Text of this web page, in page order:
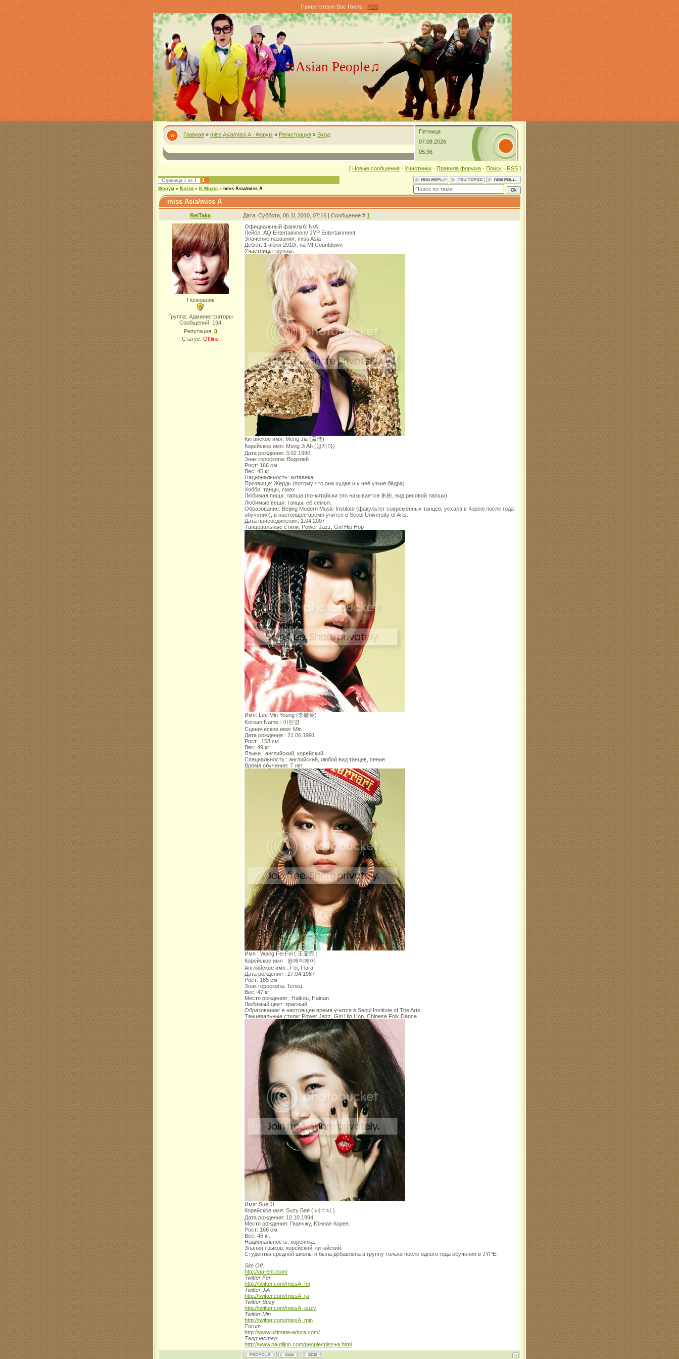
Приветствую Вас Гость | RSS
♫Asian People♫
Главная » miss Asia/miss A - Форум » Регистрация » Вход
Пятница
07.08.2026
05:36
[ Новые сообщения · Участники · Правила форума · Поиск · RSS ]
Страница 1 из 1 1
Форум » Korea » K-Muzic » miss Asia/miss A
miss Asia/miss A
ReiTaka Дата: Суббота, 06.11.2010, 07:16 | Сообщение # 1
Полковник
Группа: Администраторы
Сообщений: 194
Репутация: 0
Статус: Offline
Официальный фанклуб: N/A
Лейбл: AQ Entertainment/ JYP Entertainment
Значение названия: miss Asia
Дебют: 1 июля 2010г. на M! Countdown
Участницы группы:
Китайское имя: Meng Jia (孟佳)
Корейское имя: Mong Ji Ah (멍지아)
Дата рождения: 3.02.1990
Знак гороскопа: Водолей
Рост: 166 см
Вес: 45 кг
Национальность: китаянка
Прозвище: Жердь (потому что она худая и у неё узкие бёдра)
Хобби: танцы, смех
Любимая пища: лапша (по-китайски это называется 米粉, вид рисовой лапши).
Любимые вещи: танцы, её семья.
Образование: Beijing Modern Music Institute (факультет современных танцев, уехала в Корею после года
обучения), в настоящее время учится в Seoul University of Arts.
Дата присоединения: 1.04.2007
Танцевальные стили: Power Jazz, Girl Hip Hop
Имя: Lee Min Young (李敏英)
Korean Name : 이민영
Сценическое имя: Min
Дата рождения : 21.06.1991
Рост : 158 см
Вес: 49 кг
Языки : английский, корейский
Специальность : английский, любой вид танцев, пение
Время обучения: 7 лет
Имя : Wang Fei Fei ( 王霏霏 )
Корейское имя : 왕페이페이
Английское имя : Fei, Flora
Дата рождения : 27.04.1987
Рост: 165 см
Знак гороскопа: Телец
Вес: 47 кг
Место рождения : Haikou, Hainan
Любимый цвет: красный
Образование: в настоящее время учится в Seoul Institute of The Arts
Танцевальные стили: Power Jazz, Girl Hip Hop, Chinese Folk Dance
Имя: Sue Ji
Корейское имя: Suzy Bae ( 배수지 )
Дата рождения: 10.10.1994.
Место рождения: Гванчжу, Южная Корея.
Рост: 166 см.
Вес: 46 кг.
Национальность: кореянка.
Знания языков: корейский, китайский.
Студентка средней школы и была добавлена в группу только после одного года обучения в JYPE.
Site Off.
http://aq-ent.com/
Twitter Fei
http://twitter.com/missA_fei
Twitter JiA
http://twitter.com/missA_jia
Twitter Suzy
http://twitter.com/missA_suzy
Twitter Min
http://twitter.com/missA_min
Forum
http://www.ultimate-adora.com/
Творчество:
http://www.nautiljon.com/people/miss+a.html